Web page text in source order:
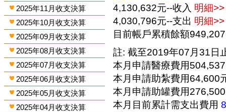
2025年11月收支決算
2025年10月收支決算
2025年09月收支決算
2025年08月收支決算
2025年07月收支決算
2025年06月收支決算
2025年05月收支決算
2025年04月收支決算
4,130,632元--收入 明細>>
4,030,796元--支出 明細>>
目前帳戶累積餘額
註: 截至2019年07月31日
本月申請醫療費用
本月申請助紮費用64,600
本月申請助罐費用
本月目前累計需支出費用